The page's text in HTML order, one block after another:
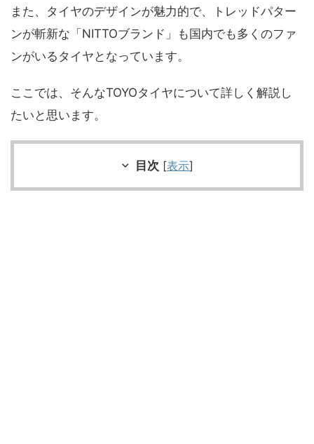
また、タイヤのデザインが魅力的で、トレッドパター
ンが斬新な「NITTOブランド」も国内でも多くのファ
ンがいるタイヤとなっています。
ここでは、そんなTOYOタイヤについて詳しく解説し
たいと思います。
目次 [表示]